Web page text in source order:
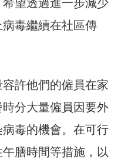
毒繼續在社區傳
許他們的僱員在家
分大量僱員因要外
毒的機會。在可行
膳時間等措施，以